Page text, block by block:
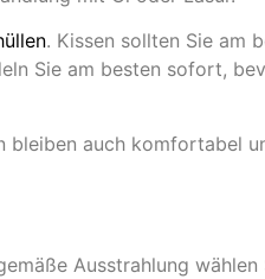
. Kissen sollten Sie am
Sie am besten sofort,
bleiben auch komfortabel
Ausstrahlung wählen